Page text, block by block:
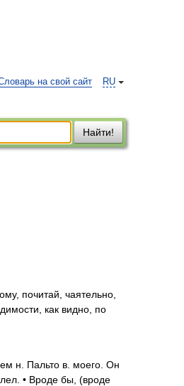
RU
на свой сайт
Найти!
почитай, чаятельно,
как видно, по
н. Пальто в. моего. Он
• Вроде бы, (вроде